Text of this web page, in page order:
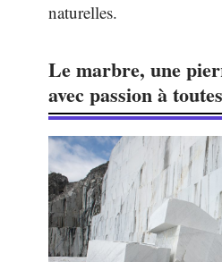
naturelles.
Le marbre, une
avec passion à